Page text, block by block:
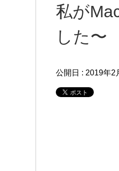
私が
した〜
公開日 : 2019年2